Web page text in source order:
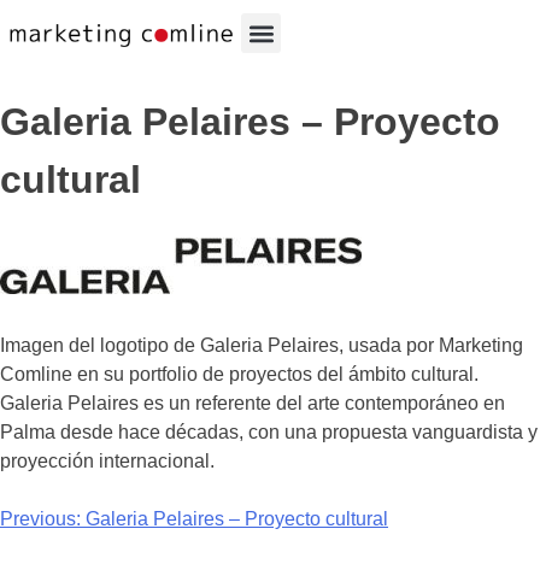
Galeria Pelaires – Proyecto
cultural
Imagen del logotipo de Galeria Pelaires, usada por Marketing
Comline en su portfolio de proyectos del ámbito cultural.
Galeria Pelaires es un referente del arte contemporáneo en
Palma desde hace décadas, con una propuesta vanguardista y
proyección internacional.
Previous: Galeria Pelaires – Proyecto cultural